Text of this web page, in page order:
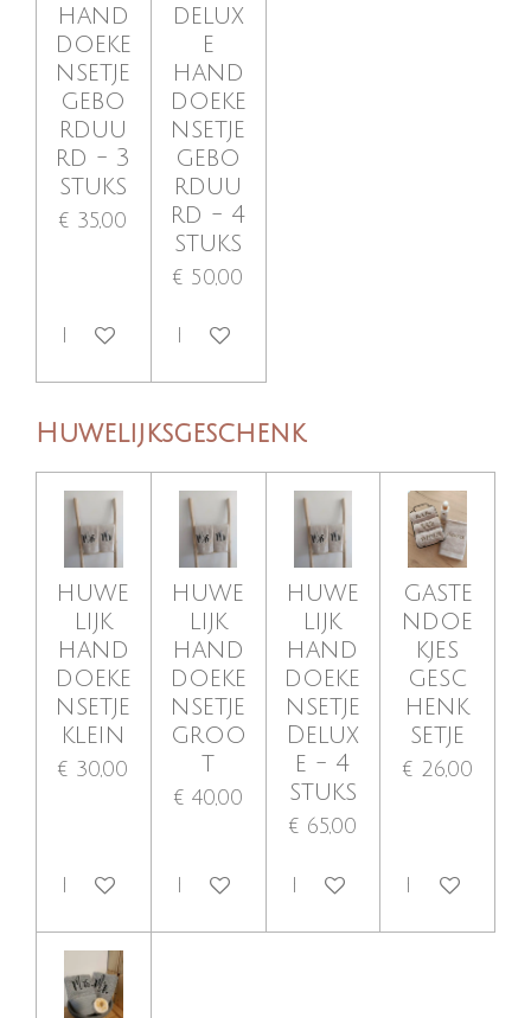
hand
doeke
nsetje
gebo
rduu
rd - 3
stuks
€ 35,00
Bekijk details
delux
e
hand
doeke
nsetje
gebo
rduu
rd - 4
stuks
€ 50,00
Bekijk details
Huwelijksgeschenk
huwe
lijk
hand
doeke
nsetje
klein
€ 30,00
Bekijk details
huwe
lijk
hand
doeke
nsetje
groo
t
€ 40,00
Bekijk details
huwe
lijk
hand
doeke
nsetje
Delux
e - 4
stuks
€ 65,00
Bekijk details
gaste
ndoe
kjes
gesc
henk
setje
€ 26,00
Bekijk